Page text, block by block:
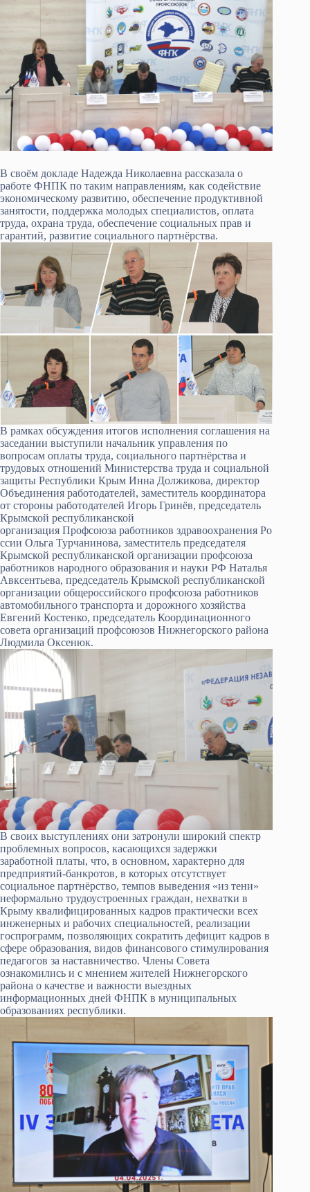
В своём докладе Надежда Николаевна рассказала о
работе ФНПК по таким направлениям, как содействие
экономическому развитию, обеспечение продуктивной
занятости, поддержка молодых специалистов, оплата
труда, охрана труда, обеспечение социальных прав и
гарантий, развитие социального партнёрства.
В рамках обсуждения итогов исполнения соглашения на
заседании выступили начальник управления по
вопросам оплаты труда, социального партнёрства и
трудовых отношений Министерства труда и социальной
защиты Республики Крым Инна Должикова, директор
Объединения работодателей, заместитель координатора
от стороны работодателей Игорь Гринёв, председатель
Крымской республиканской
организация Профсоюза работников здравоохранения Ро
ссии Ольга Турчанинова, заместитель председателя
Крымской республиканской организации профсоюза
работников народного образования и науки РФ Наталья
Авксентьева, председатель Крымской республиканской
организации общероссийского профсоюза работников
автомобильного транспорта и дорожного хозяйства
Евгений Костенко, председатель Координационного
совета организаций профсоюзов Нижнегорского района
Людмила Оксенюк.
В своих выступлениях они затронули широкий спектр
проблемных вопросов, касающихся задержки
заработной платы, что, в основном, характерно для
предприятий-банкротов, в которых отсутствует
социальное партнёрство, темпов выведения «из тени»
неформально трудоустроенных граждан, нехватки в
Крыму квалифицированных кадров практически всех
инженерных и рабочих специальностей, реализации
госпрограмм, позволяющих сократить дефицит кадров в
сфере образования, видов финансового стимулирования
педагогов за наставничество. Члены Совета
ознакомились и с мнением жителей Нижнегорского
района о качестве и важности выездных
информационных дней ФНПК в муниципальных
образованиях республики.